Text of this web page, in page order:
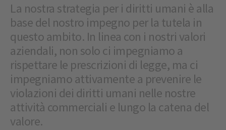
La nostra strategia per i diritti umani è alla
base del nostro impegno per la tutela in
questo ambito. In linea con i nostri valori
aziendali, non solo ci impegniamo a
rispettare le prescrizioni di legge, ma ci
impegniamo attivamente a prevenire le
violazioni dei diritti umani nelle nostre
attività commerciali e lungo la catena del
valore.